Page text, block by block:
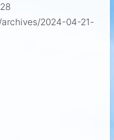
2024-04-21-